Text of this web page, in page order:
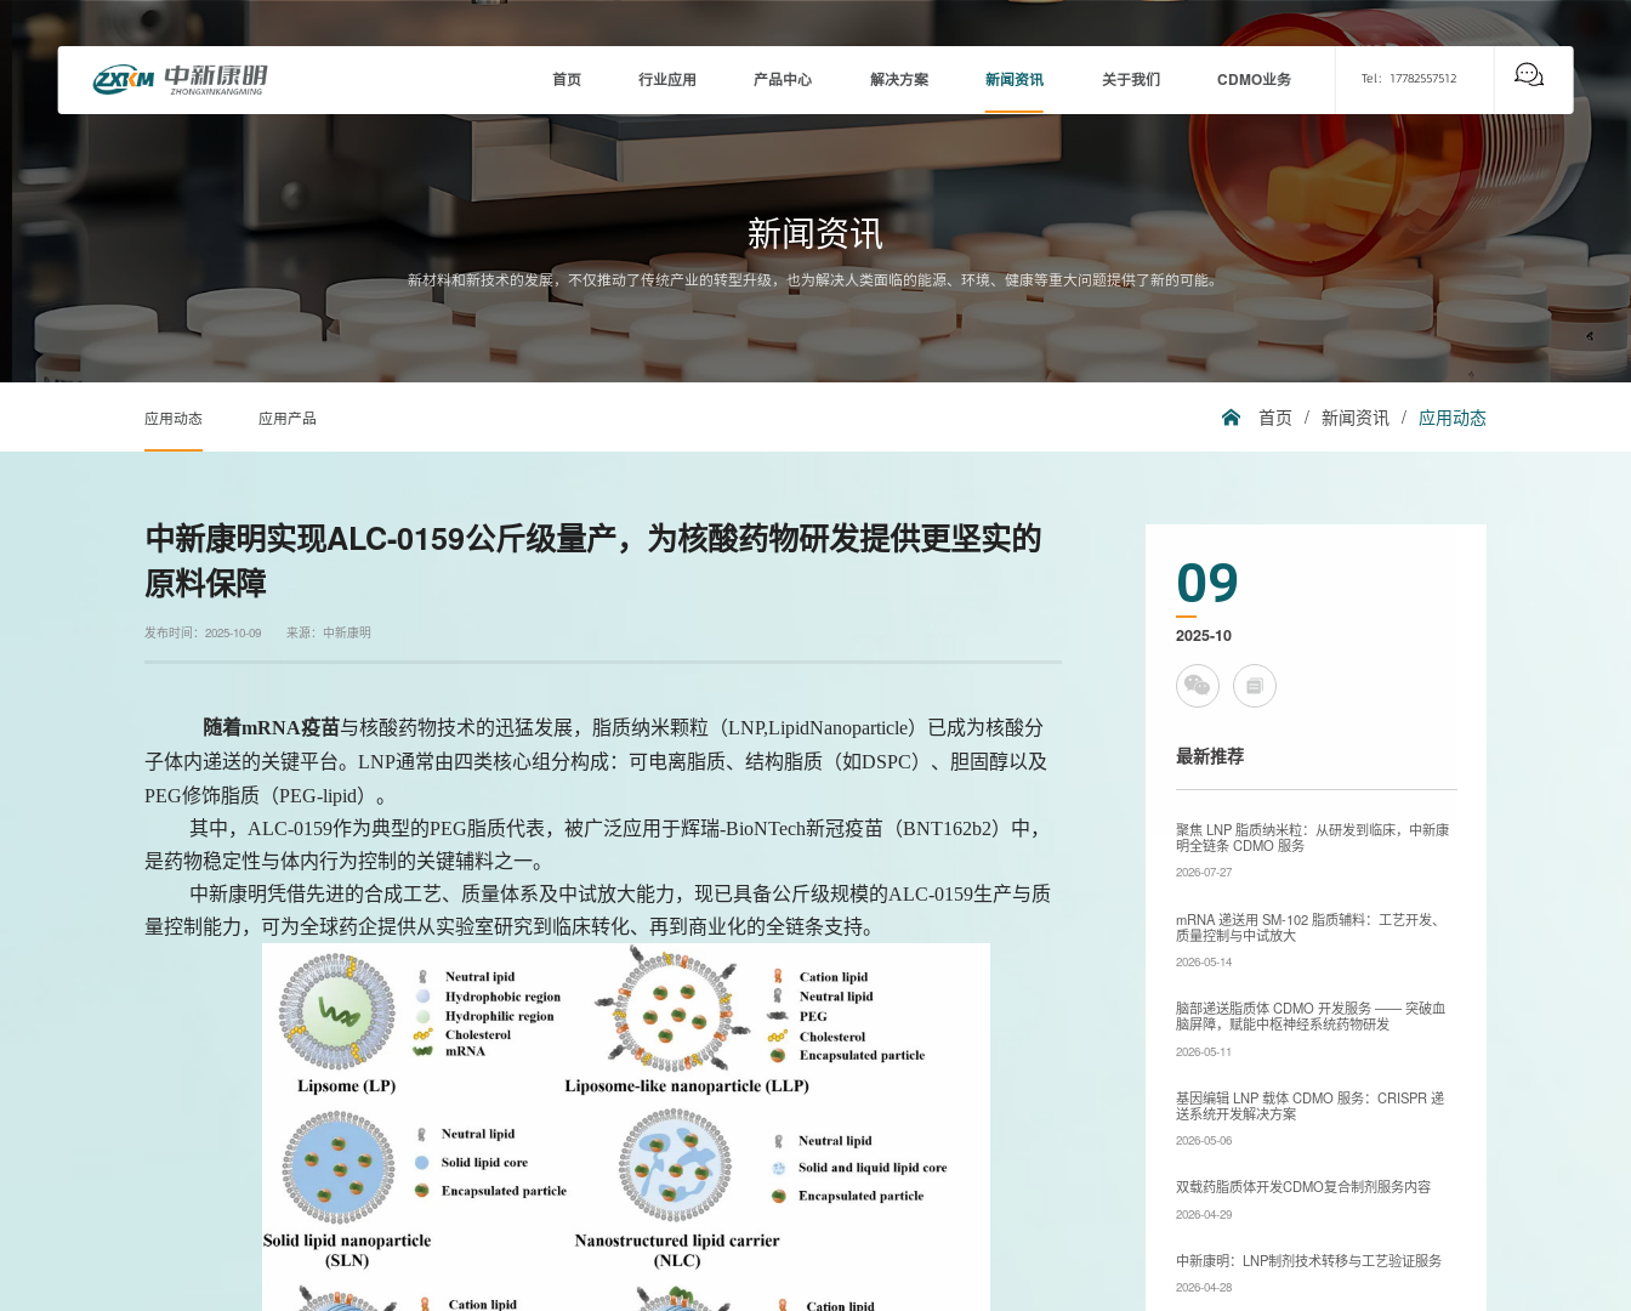
首页 行业应用 产品中心 解决方案 新闻资讯 关于我们 CDMO业务 Tel：17782557512
新闻资讯
新材料和新技术的发展，不仅推动了传统产业的转型升级，也为解决人类面临的能源、环境、健康等重大问题提供了新的可能。
应用动态 应用产品 首页 / 新闻资讯 / 应用动态
中新康明实现ALC-0159公斤级量产，为核酸药物研发提供更坚实的
原料保障
发布时间：2025-10-09 来源：中新康明
随着mRNA疫苗与核酸药物技术的迅猛发展，脂质纳米颗粒（LNP,LipidNanoparticle）已成为核酸分
子体内递送的关键平台。LNP通常由四类核心组分构成：可电离脂质、结构脂质（如DSPC）、胆固醇以及
PEG修饰脂质（PEG-lipid）。
其中，ALC-0159作为典型的PEG脂质代表，被广泛应用于辉瑞-BioNTech新冠疫苗（BNT162b2）中，
是药物稳定性与体内行为控制的关键辅料之一。
中新康明凭借先进的合成工艺、质量体系及中试放大能力，现已具备公斤级规模的ALC-0159生产与质
量控制能力，可为全球药企提供从实验室研究到临床转化、再到商业化的全链条支持。
09
2025-10
最新推荐
聚焦 LNP 脂质纳米粒：从研发到临床，中新康
明全链条 CDMO 服务
2026-07-27
mRNA 递送用 SM-102 脂质辅料：工艺开发、
质量控制与中试放大
2026-05-14
脑部递送脂质体 CDMO 开发服务 —— 突破血
脑屏障，赋能中枢神经系统药物研发
2026-05-11
基因编辑 LNP 载体 CDMO 服务：CRISPR 递
送系统开发解决方案
2026-05-06
双载药脂质体开发CDMO复合制剂服务内容
2026-04-29
​中新康明：LNP制剂技术转移与工艺验证服务
2026-04-28